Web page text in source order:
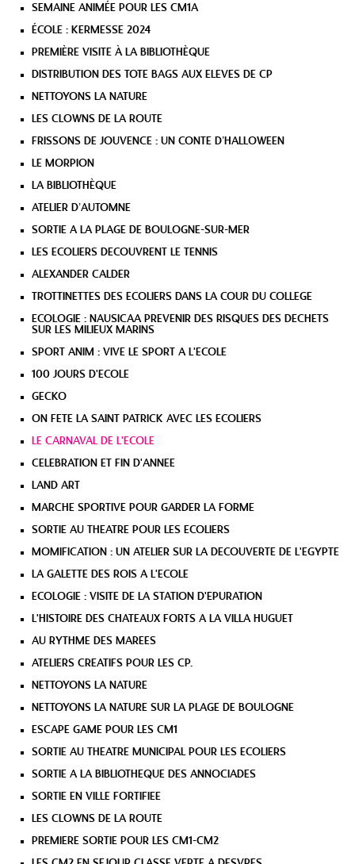
SEMAINE ANIMÉE POUR LES CM1A
ÉCOLE : KERMESSE 2024
PREMIÈRE VISITE À LA BIBLIOTHÈQUE
DISTRIBUTION DES TOTE BAGS AUX ELEVES DE CP
NETTOYONS LA NATURE
LES CLOWNS DE LA ROUTE
FRISSONS DE JOUVENCE : UN CONTE D’HALLOWEEN
LE MORPION
LA BIBLIOTHÈQUE
ATELIER D’AUTOMNE
SORTIE A LA PLAGE DE BOULOGNE-SUR-MER
LES ECOLIERS DECOUVRENT LE TENNIS
ALEXANDER CALDER
TROTTINETTES DES ECOLIERS DANS LA COUR DU COLLEGE
ECOLOGIE : NAUSICAA PREVENIR DES RISQUES DES DECHETS
SUR LES MILIEUX MARINS
SPORT ANIM : VIVE LE SPORT A L'ECOLE
100 JOURS D'ECOLE
GECKO
ON FETE LA SAINT PATRICK AVEC LES ECOLIERS
LE CARNAVAL DE L'ECOLE
CELEBRATION ET FIN D'ANNEE
LAND ART
MARCHE SPORTIVE POUR GARDER LA FORME
SORTIE AU THEATRE POUR LES ECOLIERS
MOMIFICATION : UN ATELIER SUR LA DECOUVERTE DE L'EGYPTE
LA GALETTE DES ROIS A L'ECOLE
ECOLOGIE : VISITE DE LA STATION D'EPURATION
L'HISTOIRE DES CHATEAUX FORTS A LA VILLA HUGUET
AU RYTHME DES MAREES
ATELIERS CREATIFS POUR LES CP.
NETTOYONS LA NATURE
NETTOYONS LA NATURE SUR LA PLAGE DE BOULOGNE
ESCAPE GAME POUR LES CM1
SORTIE AU THEATRE MUNICIPAL POUR LES ECOLIERS
SORTIE A LA BIBLIOTHEQUE DES ANNOCIADES
SORTIE EN VILLE FORTIFIEE
LES CLOWNS DE LA ROUTE
PREMIERE SORTIE POUR LES CM1-CM2